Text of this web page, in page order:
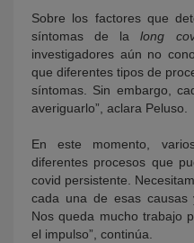
Sobre los factores que
síntomas de lalong
investigadores aún no
que diferentes tipos de
síntomas. Sin embargo,
averiguarlo”, aclara Peluso.
En este momento,
diferentes procesos que
covid persistente.
cada una de esas causas
Nos queda mucho trabajo
el impulso”, continúa.